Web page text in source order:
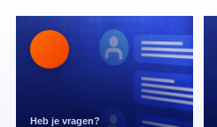
Heb je vragen?